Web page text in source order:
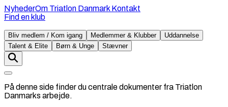
NyhederOm Triatlon Danmark Kontakt
Find en klub
Bliv medlem / Kom igang Medlemmer & Klubber
Uddannelse
Talent & Elite
Børn & Unge Stævner
På denne side finder du centrale dokumenter fra Triatlon
Danmarks arbejde.